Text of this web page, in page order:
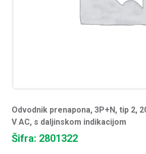
Odvodnik prenapona, 3P+N, tip 2,
V AC, s daljinskom indikacijom
Šifra: 2801322